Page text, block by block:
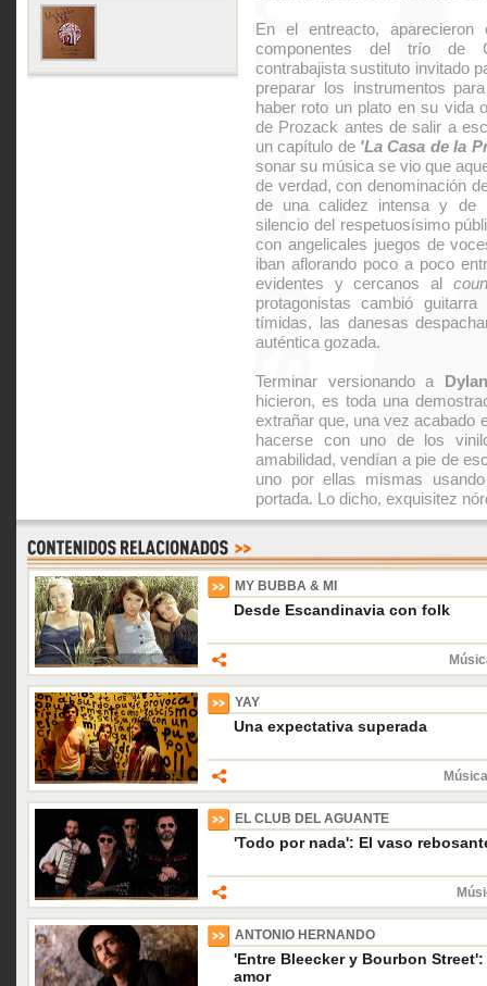
En el entreacto,
componentes del trío de
contrabajista sustituto invitado
preparar los instrumentos
haber roto un plato en su vida
de Prozack antes de salir a
un capítulo de 'La Casa de la
sonar su música se vio que
de verdad, con denominación
de una calidez intensa y de
silencio del respetuosísimo
con angelicales juegos de
iban aflorando poco a poco
evidentes y cercanos al
protagonistas cambió
tímidas, las danesas
auténtica gozada.
Terminar versionando a
hicieron, es toda una
extrañar que, una vez acabado
hacerse con uno de los
amabilidad, vendían a pie de
uno por ellas mismas
portada. Lo dicho, exquisitez
MY BUBBA & MI
Desde Escandinavia con folk
YAY
Una expectativa superada
EL CLUB DEL AGUANTE
'Todo por nada': El vaso
ANTONIO HERNANDO
'Entre Bleecker y Bourbon
amor